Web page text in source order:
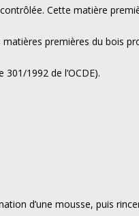
contrôlée.Cette matière
premières du bois
1992 de l’OCDE).
d’une mousse, puis